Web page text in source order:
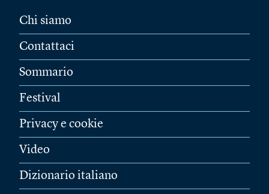
Chi siamo
Contattaci
Sommario
Festival
Privacy e cookie
Video
Dizionario italiano